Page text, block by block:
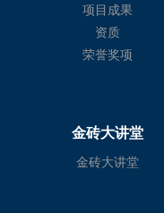
项目成果
资质
荣誉奖项
金砖大讲堂
金砖大讲堂